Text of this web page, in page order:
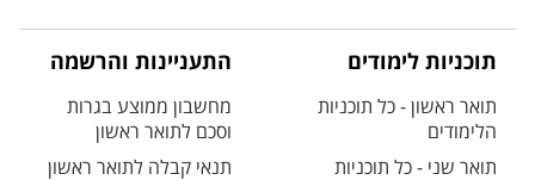
תוכניות לימודים
תואר ראשון - כל תוכניות
הלימודים
תואר שני - כל תוכניות
התעניינות והרשמה
מחשבון ממוצע בגרות
וסכם לתואר ראשון
תנאי קבלה לתואר ראשון